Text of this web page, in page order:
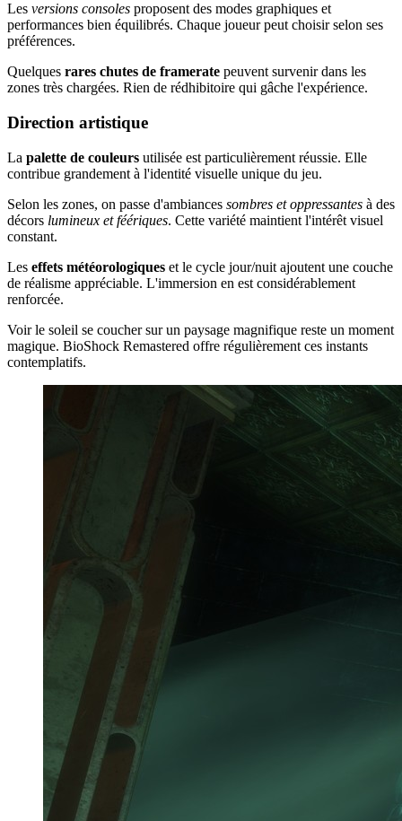
Les versions consoles proposent des modes graphiques et
performances bien équilibrés. Chaque joueur peut choisir selon ses
préférences.
Quelques rares chutes de framerate peuvent survenir dans les
zones très chargées. Rien de rédhibitoire qui gâche l'expérience.
Direction artistique
La palette de couleurs utilisée est particulièrement réussie. Elle
contribue grandement à l'identité visuelle unique du jeu.
Selon les zones, on passe d'ambiances sombres et oppressantes à des
décors lumineux et féériques. Cette variété maintient l'intérêt visuel
constant.
Les effets météorologiques et le cycle jour/nuit ajoutent une couche
de réalisme appréciable. L'immersion en est considérablement
renforcée.
Voir le soleil se coucher sur un paysage magnifique reste un moment
magique. BioShock Remastered offre régulièrement ces instants
contemplatifs.